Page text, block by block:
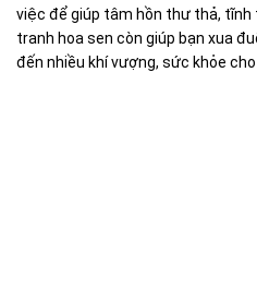
việc để giúp tâm hồn thư thả, tĩnh
tranh hoa sen còn giúp bạn xua
đến nhiều khí vượng, sức khỏe cho